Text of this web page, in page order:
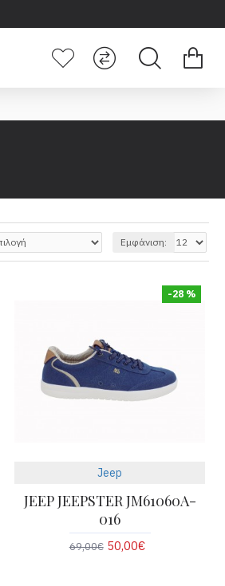
Εμφάνιση:
-28 %
Jeep
JEEP JEEPSTER JM61060A-
016
69,00€ 50,00€